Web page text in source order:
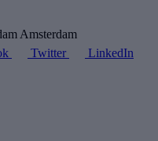
Amsterdam
Twitter LinkedIn